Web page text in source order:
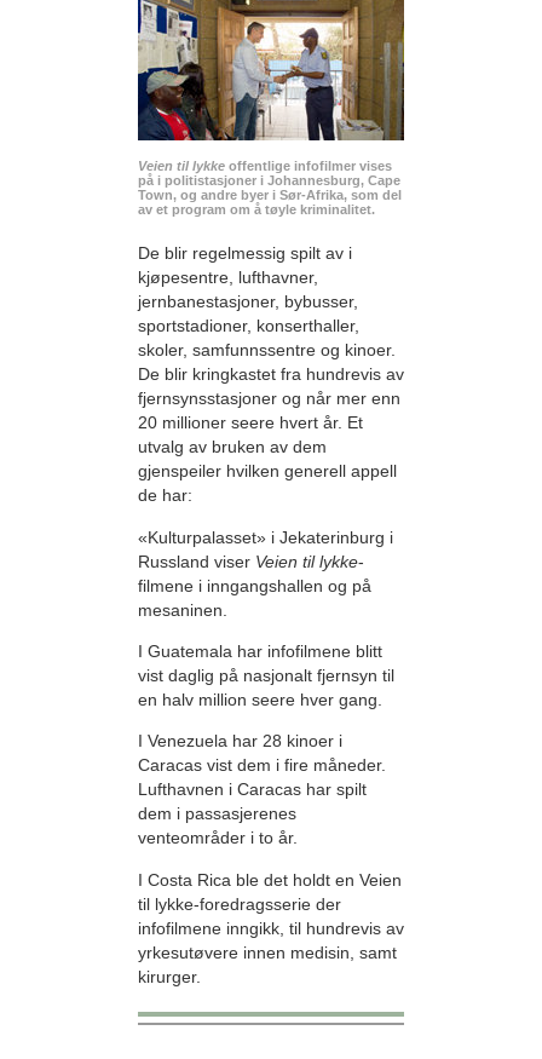
Veien til lykke offentlige infofilmer vises
på i politistasjoner i Johannesburg, Cape
Town, og andre byer i Sør-Afrika, som del
av et program om å tøyle kriminalitet.
De blir regelmessig spilt av i
kjøpesentre, lufthavner,
jernbanestasjoner, bybusser,
sportstadioner, konserthaller,
skoler, samfunnssentre og kinoer.
De blir kringkastet fra hundrevis av
fjernsynsstasjoner og når mer enn
20 millioner seere hvert år. Et
utvalg av bruken av dem
gjenspeiler hvilken generell appell
de har:
«Kulturpalasset» i Jekaterinburg i
Russland viser Veien til lykke-
filmene i inngangshallen og på
mesaninen.
I Guatemala har infofilmene blitt
vist daglig på nasjonalt fjernsyn til
en halv million seere hver gang.
I Venezuela har 28 kinoer i
Caracas vist dem i fire måneder.
Lufthavnen i Caracas har spilt
dem i passasjerenes
venteområder i to år.
I Costa Rica ble det holdt en Veien
til lykke-foredragsserie der
infofilmene inngikk, til hundrevis av
yrkesutøvere innen medisin, samt
kirurger.